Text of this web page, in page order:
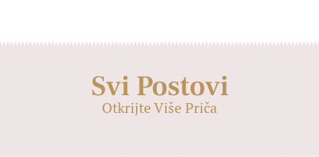
Svi Postovi
Otkrijte Više Priča